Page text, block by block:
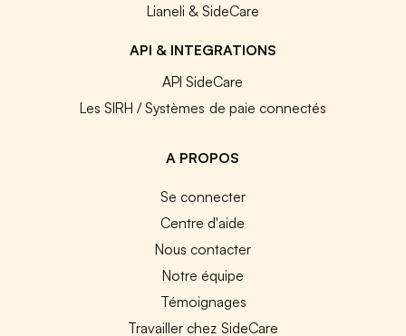
Lianeli & SideCare
API & INTEGRATIONS
API SideCare
Les SIRH / Systèmes de paie connectés
A PROPOS
Se connecter
Centre d'aide
Nous contacter
Notre équipe
Témoignages
Travailler chez SideCare